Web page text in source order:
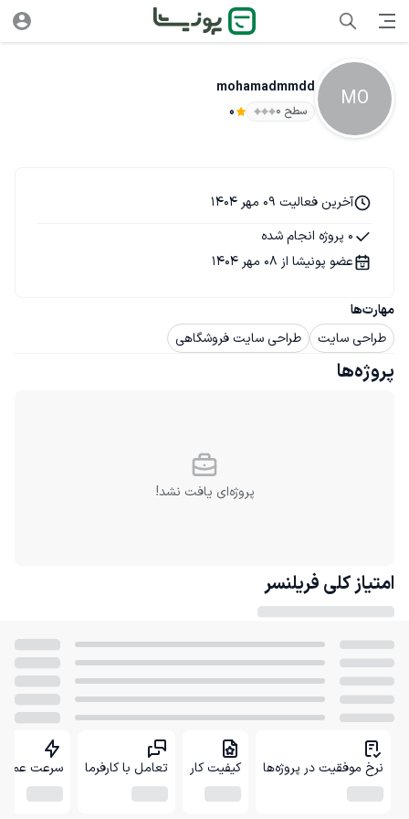
MO
mohamadmmdd
سطح ۰ 0
مهارت‌ها
طراحی سایت
طراحی سایت فروشگاهی
آخرین فعالیت 09 مهر 1404
0 پروژه انجام شده
عضو پونیشا از 08 مهر 1404
پروژه‌ها
پروژه‌ای یافت نشد!
امتیاز کلی فریلنسر
نرخ موفقیت در پروژه‌ها کیفیت کار تعامل با کارفرما سرعت عمل